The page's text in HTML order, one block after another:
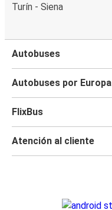
Turín - Siena
Autobuses
Autobuses por Europa
FlixBus
Atención al cliente